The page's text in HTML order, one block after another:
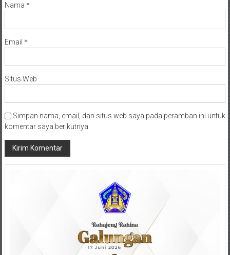
Nama *
Email *
Situs Web
Simpan nama, email, dan situs web saya pada peramban ini untuk
komentar saya berikutnya.